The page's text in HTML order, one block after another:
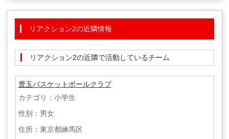
リアクション2の近隣情報
リアクション2の近隣で活動しているチーム
豊玉バスケットボールクラブ
カテゴリ：小学生
性別：男女
住所：東京都練馬区